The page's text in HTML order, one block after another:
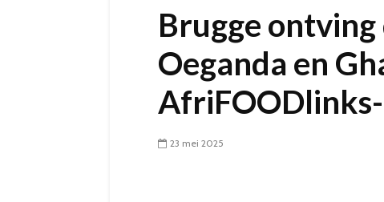
Brugge
Oeganda en
23 mei 2025